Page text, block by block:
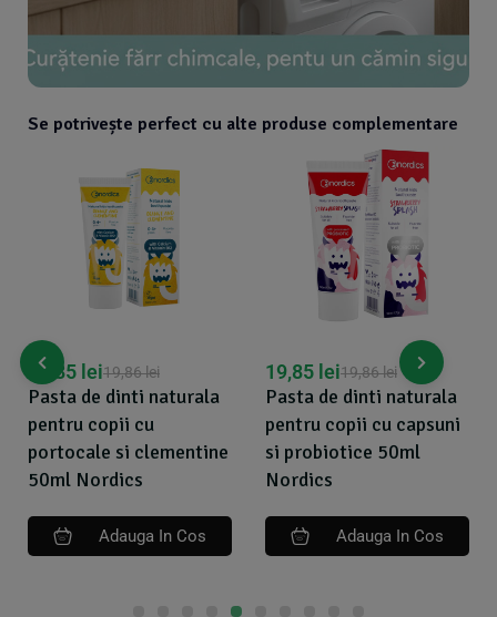
Se potrivește perfect cu alte produse complementare
Pasta de dinti naturala
pentru copii cu
portocale si clementine
50ml Nordics
19,86lei
19,85 lei
Adauga In Cos
Pasta de dinti naturala
pentru copii cu capsuni
si probiotice 50ml
Nordics
19,86lei
19,85 lei
Adauga In Cos